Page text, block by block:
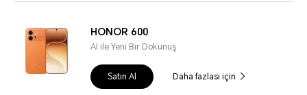
HONOR 600
AI ile Yeni Bir Dokunuş
Satın Al Daha fazlası için